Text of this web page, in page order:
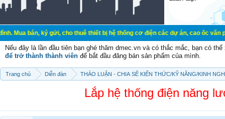
ký gửi, cho thuê thiết bị hệ thống cơ điện các dự án, cao ốc văn phòng,
Nếu đây là lần đầu tiên bạn ghé thăm dmec.vn và có thắc mắc, bạn có
để trở thành thành viên để bắt đầu đăng bán sản phẩm của mình.
Trang chủ Diễn đàn THẢO LUẬN - CHIA SẼ KIẾN THỨC/KỸ NĂNG/KINH
Lắp hệ thống điện năng